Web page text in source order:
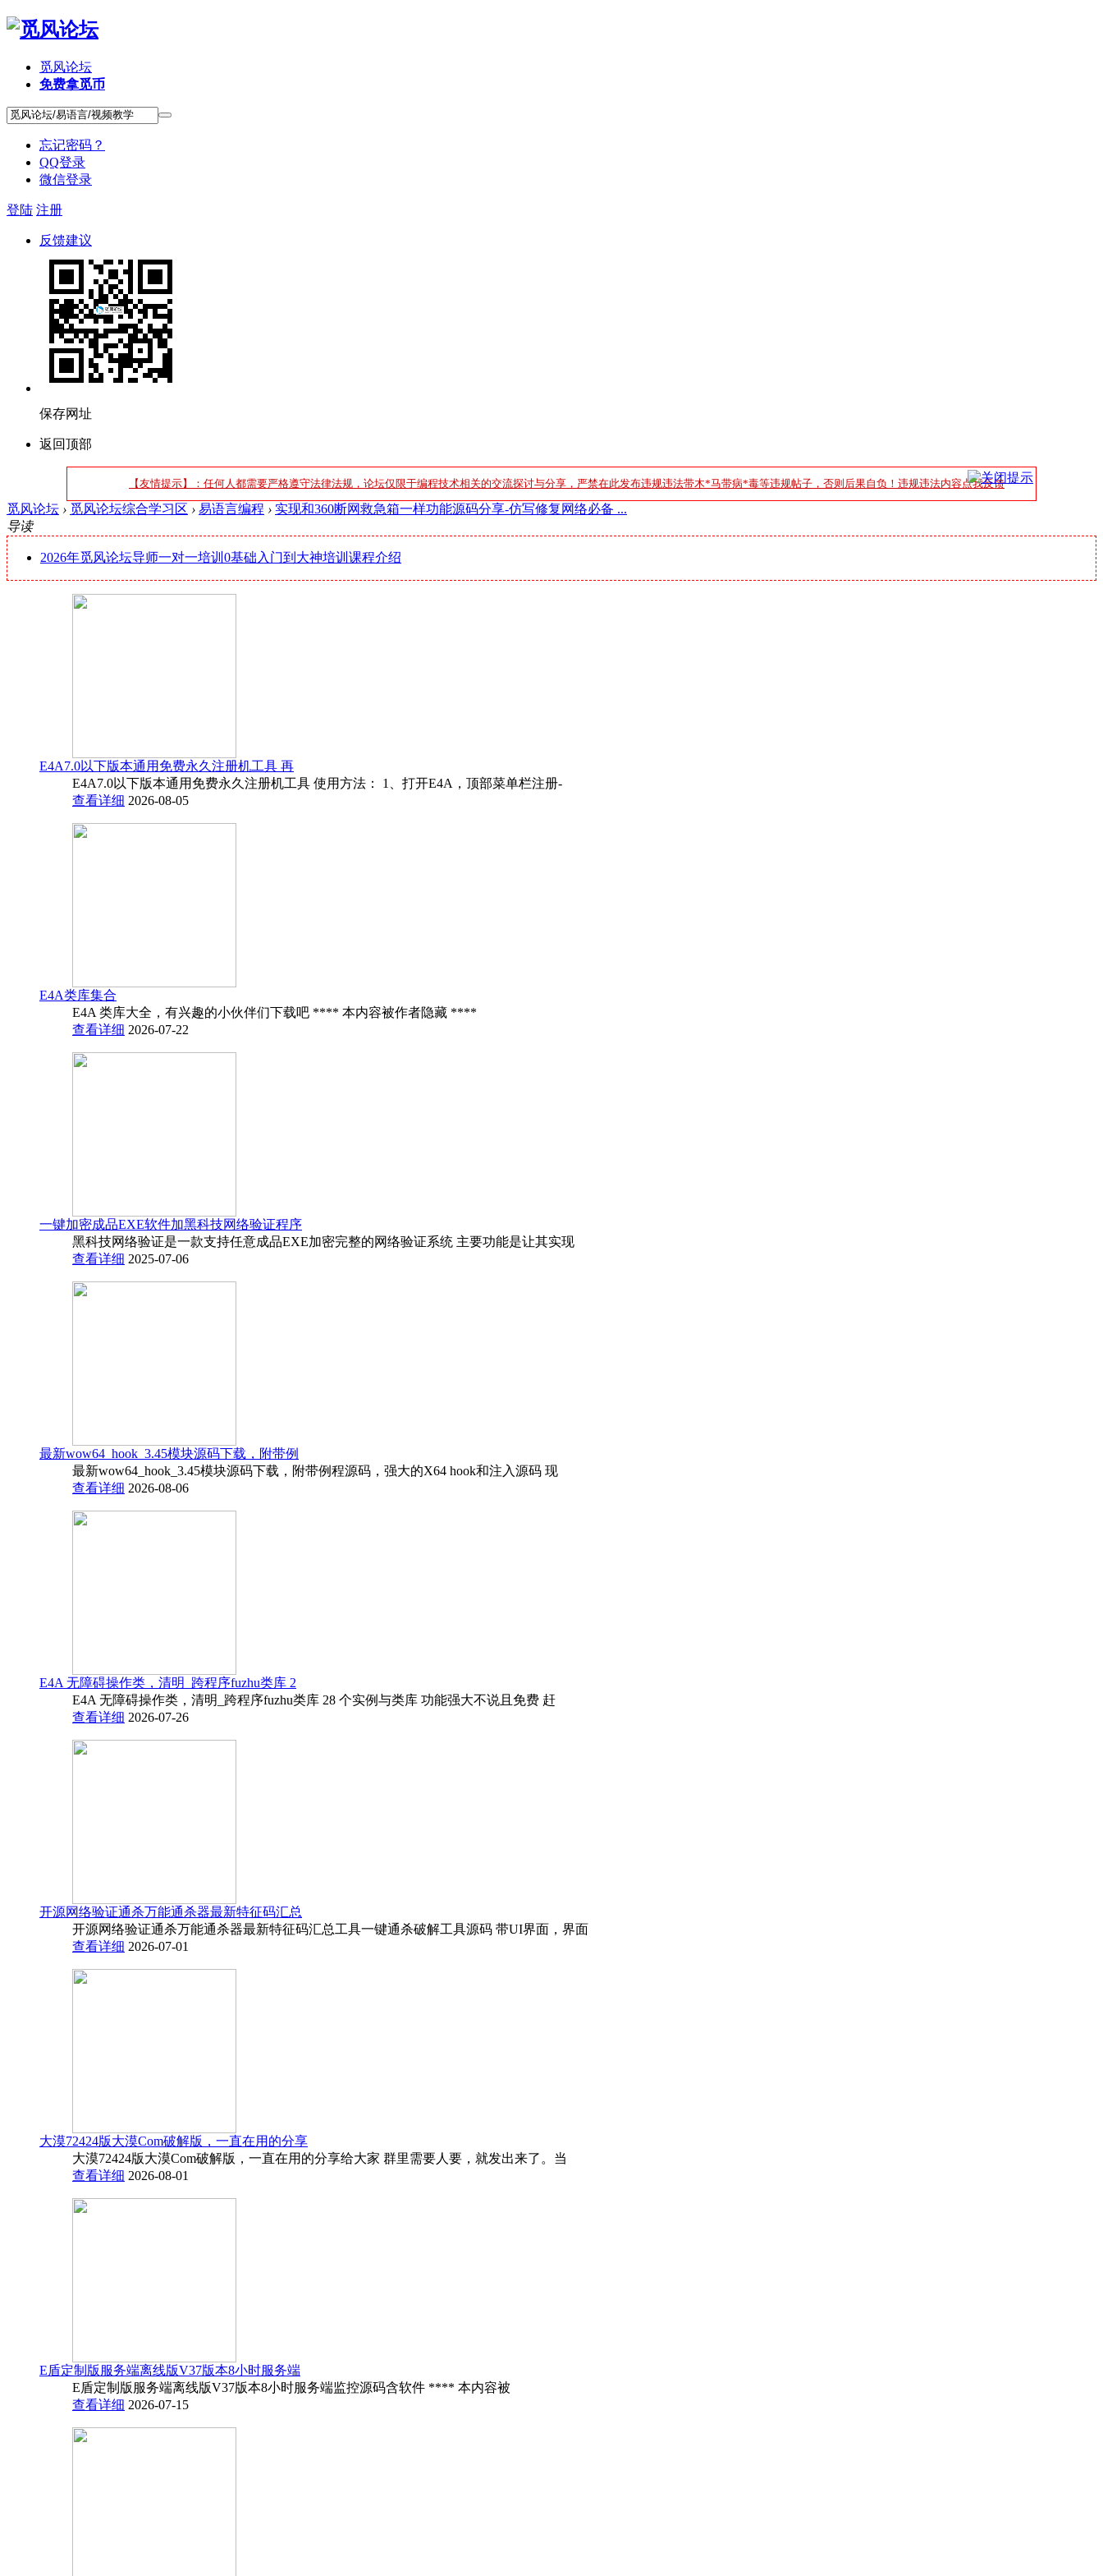
觅风论坛
免费拿觅币
忘记密码？
QQ登录
微信登录
登陆 注册
反馈建议
保存网址
返回顶部
【友情提示】：任何人都需要严格遵守法律法规，论坛仅限于编程技术相关的交流探讨与分享，严禁在此发布违规违法带木*马带病*毒等违规帖子，否则后果自负！违规违法内容点我反馈
觅风论坛 › 觅风论坛综合学习区 › 易语言编程 › 实现和360断网救急箱一样功能源码分享-仿写修复网络必备 ...
导读
2026年觅风论坛导师一对一培训0基础入门到大神培训课程介绍
E4A7.0以下版本通用免费永久注册机工具 再
E4A7.0以下版本通用免费永久注册机工具 使用方法： 1、打开E4A，顶部菜单栏注册-
查看详细 2026-08-05
E4A类库集合
E4A 类库大全，有兴趣的小伙伴们下载吧 **** 本内容被作者隐藏 ****
查看详细 2026-07-22
一键加密成品EXE软件加黑科技网络验证程序
黑科技网络验证是一款支持任意成品EXE加密完整的网络验证系统 主要功能是让其实现
查看详细 2025-07-06
最新wow64_hook_3.45模块源码下载，附带例
最新wow64_hook_3.45模块源码下载，附带例程源码，强大的X64 hook和注入源码 现
查看详细 2026-08-06
E4A 无障碍操作类，清明_跨程序fuzhu类库 2
E4A 无障碍操作类，清明_跨程序fuzhu类库 28 个实例与类库 功能强大不说且免费 赶
查看详细 2026-07-26
开源网络验证通杀万能通杀器最新特征码汇总
开源网络验证通杀万能通杀器最新特征码汇总工具一键通杀破解工具源码 带UI界面，界面
查看详细 2026-07-01
大漠72424版大漠Com破解版，一直在用的分享
大漠72424版大漠Com破解版，一直在用的分享给大家 群里需要人要，就发出来了。当
查看详细 2026-08-01
E盾定制版服务端离线版V37版本8小时服务端
E盾定制版服务端离线版V37版本8小时服务端监控源码含软件 **** 本内容被
查看详细 2026-07-15